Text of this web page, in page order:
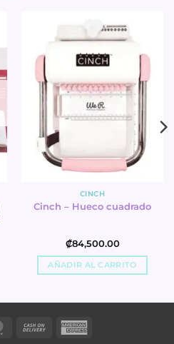
CINCH
Cinch – Hueco cuadrado
₡84,500.00
AÑADIR AL CARRITO
MasterCard
Cash